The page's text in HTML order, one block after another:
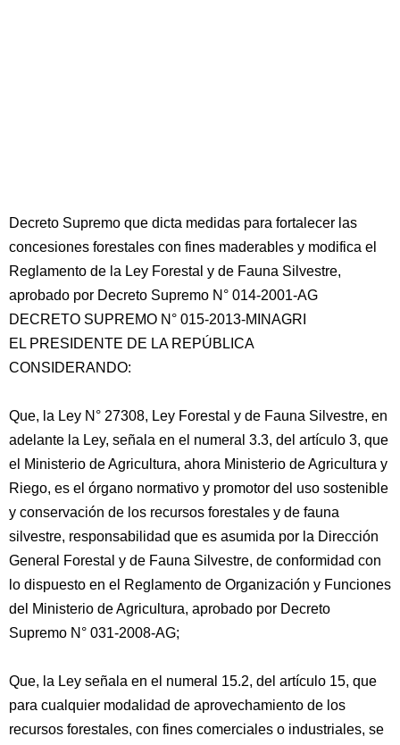
Decreto Supremo que dicta medidas para fortalecer las
concesiones forestales con fines maderables y modifica el
Reglamento de la Ley Forestal y de Fauna Silvestre,
aprobado por Decreto Supremo N° 014-2001-AG
DECRETO SUPREMO N° 015-2013-MINAGRI
EL PRESIDENTE DE LA REPÚBLICA
CONSIDERANDO:
Que, la Ley N° 27308, Ley Forestal y de Fauna Silvestre, en
adelante la Ley, señala en el numeral 3.3, del artículo 3, que
el Ministerio de Agricultura, ahora Ministerio de Agricultura y
Riego, es el órgano normativo y promotor del uso sostenible
y conservación de los recursos forestales y de fauna
silvestre, responsabilidad que es asumida por la Dirección
General Forestal y de Fauna Silvestre, de conformidad con
lo dispuesto en el Reglamento de Organización y Funciones
del Ministerio de Agricultura, aprobado por Decreto
Supremo N° 031-2008-AG;
Que, la Ley señala en el numeral 15.2, del artículo 15, que
para cualquier modalidad de aprovechamiento de los
recursos forestales, con fines comerciales o industriales, se